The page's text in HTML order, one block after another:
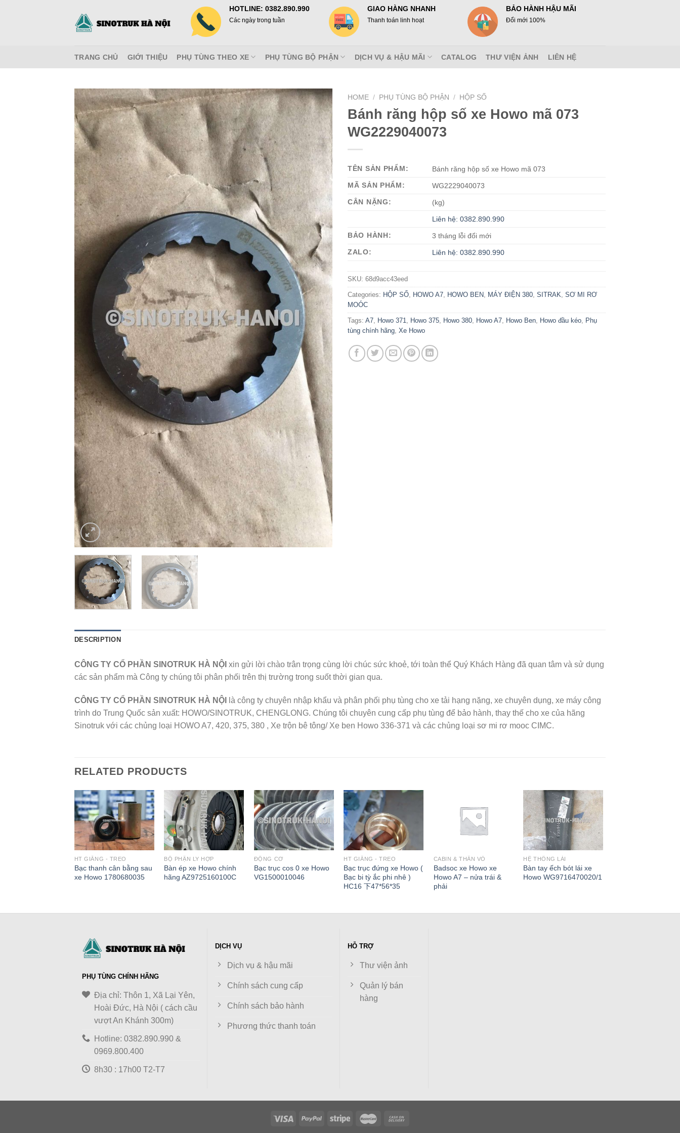
HOTLINE: 0382.890.990
Các ngày trong tuần
GIAO HÀNG NHANH
Thanh toán linh hoạt
BẢO HÀNH HẬU MÃI
Đổi mới 100%
TRANG CHỦ GIỚI THIỆU PHỤ TÙNG THEO XE PHỤ TÙNG BỘ PHẬN DỊCH VỤ & HẬU MÃI CATALOG THƯ VIỆN ẢNH LIÊN HỆ
HOME / PHỤ TÙNG BỘ PHẬN / HỘP SỐ
Bánh răng hộp số xe Howo mã 073
WG2229040073
TÊN SẢN PHẨM:
Bánh răng hộp số xe Howo mã 073
MÃ SẢN PHẨM:
WG2229040073
CÂN NẶNG:
(kg)
Liên hệ: 0382.890.990
BẢO HÀNH:
3 tháng lỗi đổi mới
ZALO:
Liên hệ: 0382.890.990
SKU: 68d9acc43eed
Categories: HỘP SỐ, HOWO A7, HOWO BEN, MÁY ĐIỆN 380, SITRAK, SƠ MI RƠ
MOÓC
Tags: A7, Howo 371, Howo 375, Howo 380, Howo A7, Howo Ben, Howo đầu kéo, Phụ
tùng chính hãng, Xe Howo
DESCRIPTION
CÔNG TY CỔ PHẦN SINOTRUK HÀ NỘI xin gửi lời chào trân trọng cùng lời chúc sức khoẻ, tới toàn thể Quý Khách Hàng đã quan tâm và sử dụng
các sản phẩm mà Công ty chúng tôi phân phối trên thị trường trong suốt thời gian qua.
CÔNG TY CỔ PHẦN SINOTRUK HÀ NỘI
là công ty chuyên nhập khẩu và phân phối phụ tùng cho xe tải hạng nặng, xe chuyên dụng, xe máy công
trình do Trung Quốc sản xuất: HOWO/SINOTRUK, CHENGLONG. Chúng tôi chuyên cung cấp phụ tùng để bảo hành, thay thế cho xe của hãng
Sinotruk với các chủng loại HOWO A7, 420, 375, 380 , Xe trộn bê tông/ Xe ben Howo 336-371 và các chủng loại sơ mi rơ mooc CIMC.
RELATED PRODUCTS
HT GIẰNG - TREO
Bạc thanh cân bằng sau
xe Howo 1780680035
BỘ PHẬN LY HỢP
Bàn ép xe Howo chính
hãng AZ9725160100C
ĐỘNG CƠ
Bạc trục cos 0 xe Howo
VG1500010046
HT GIẰNG - TREO
Bạc trục đứng xe Howo (
Bạc bi tỳ ắc phi nhê )
HC16 下47*56*35
CABIN & THÂN VỎ
Badsoc xe Howo xe
Howo A7 – nửa trái &
phải
HỆ THỐNG LÁI
Bàn tay ếch bót lái xe
Howo WG9716470020/1
PHỤ TÙNG CHÍNH HÃNG
Địa chỉ: Thôn 1, Xã Lại Yên,
Hoài Đức, Hà Nội ( cách cầu
vượt An Khánh 300m)
Hotline: 0382.890.990 &
0969.800.400
8h30 : 17h00 T2-T7
DỊCH VỤ
Dịch vụ & hậu mãi
Chính sách cung cấp
Chính sách bảo hành
Phương thức thanh toán
HỖ TRỢ
Thư viện ảnh
Quản lý bán
hàng